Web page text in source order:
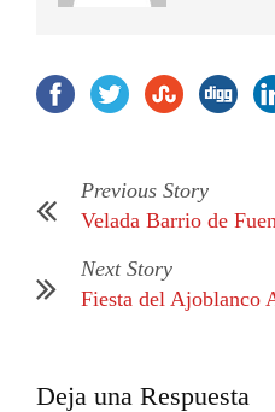
Previous Story
Velada Barrio de
Next Story
Fiesta del Ajoblanco
Deja una Respuesta